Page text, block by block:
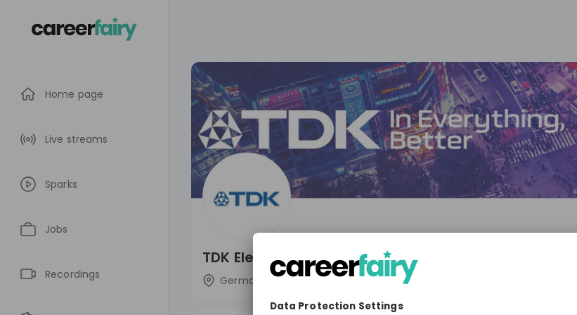
Home page
Live streams
Sparks
Jobs
Recordings
TDK Electronics AG
Germany Technology & IT, Manufacturing, Engineering